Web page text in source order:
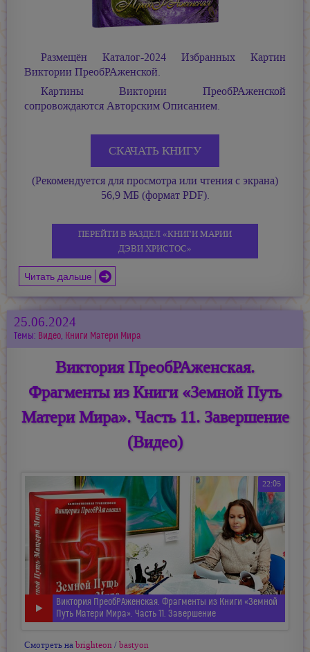
Размещён Каталог-2024 Избранных Картин
Виктории ПреобРАженской.
Картины Виктории ПреобРАженской
сопровождаются Авторским Описанием.
СКАЧАТЬ КНИГУ
(Рекомендуется для просмотра или чтения с экрана)
56,9 МБ (формат PDF).
ПЕРЕЙТИ В РАЗДЕЛ «КНИГИ МАРИИ
ДЭВИ ХРИСТОС»
Читать дальше
25.06.2024
Темы: Видео, Книги Матери Мира
Виктория ПреобРАженская.
Фрагменты из Книги «Земной Путь
Матери Мира». Часть 11. Завершение
(Видео)
22:05
Виктория ПреобРАженская. Фрагменты из Книги «Земной
Путь Матери Мира». Часть 11. Завершение
Смотреть наbrighteon/bastyon